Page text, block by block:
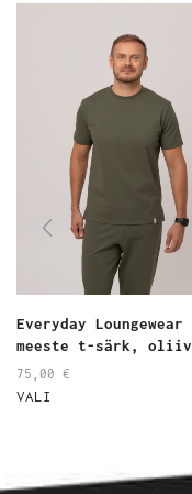
Everyday Loungewear
meeste t-särk, oliiv
75,00 €
VALI